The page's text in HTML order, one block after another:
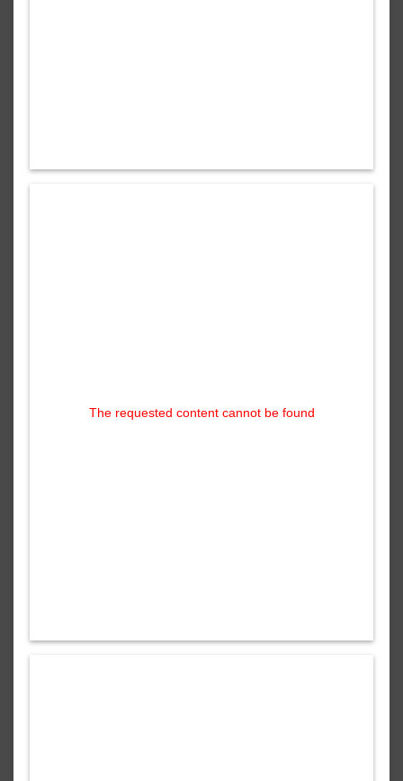
The requested content cannot be found